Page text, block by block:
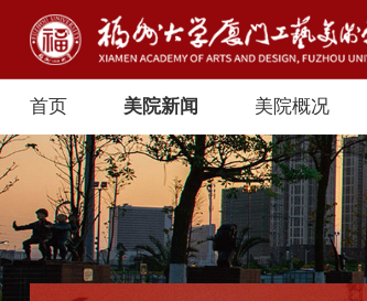
首页 美院新闻 美院概况